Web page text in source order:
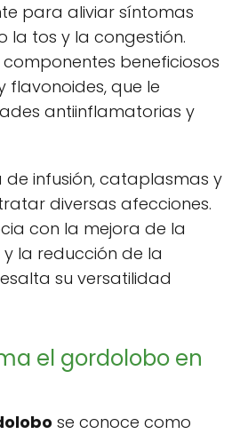
para aliviar síntomas
la tos y la congestión.
beneficiosos
que le
antiinflamatorias y
de infusión, cataplasmas y
diversas afecciones.
con la mejora de la
la reducción de la
su versatilidad
el gordolobo en
se conoce como